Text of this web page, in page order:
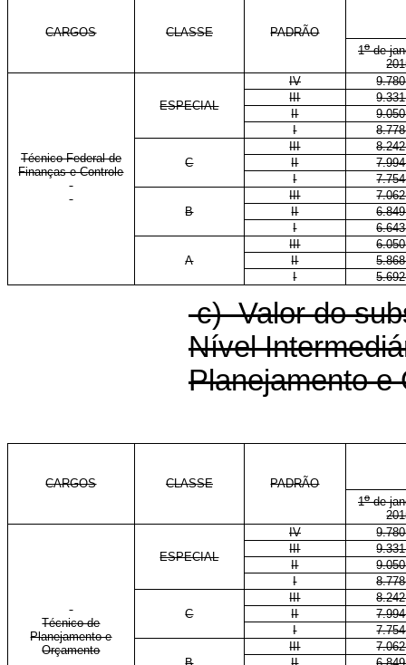
CARGOS CLASSE
PADRÃO
1ode
Técnico Federal de
Finanças e Controle
ESPECIAL
IV
III
II
I
C
III
II
I
B
III
II
I
A
III
II
I
c) Valor do
Nível
Planejamento e
CARGOS CLASSE
PADRÃO
1ode
Técnico de
Planejamento e
Orçamento
ESPECIAL
IV
III
II
I
C
III
II
I
III